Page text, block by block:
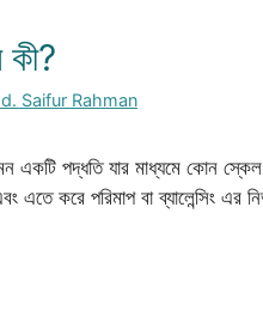
কী?
Saifur Rahman
একটি পদ্ধতি যার মাধ্যমে কোন স্কেল
এতে করে পরিমাপ বা ব্যালেন্সিং এর